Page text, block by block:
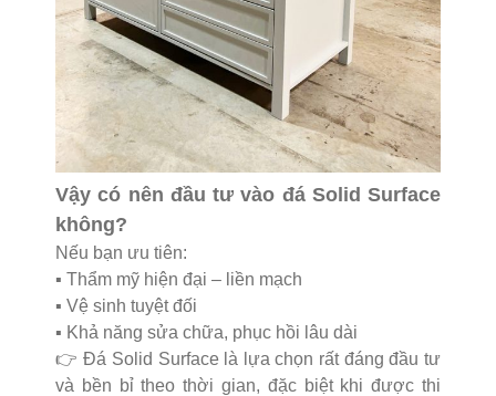
Vậy có nên đầu tư vào đá Solid Surface
không?
Nếu bạn ưu tiên:
▪️ Thẩm mỹ hiện đại – liền mạch
▪️ Vệ sinh tuyệt đối
▪️ Khả năng sửa chữa, phục hồi lâu dài
👉 Đá Solid Surface là lựa chọn rất đáng đầu tư
và bền bỉ theo thời gian, đặc biệt khi được thi